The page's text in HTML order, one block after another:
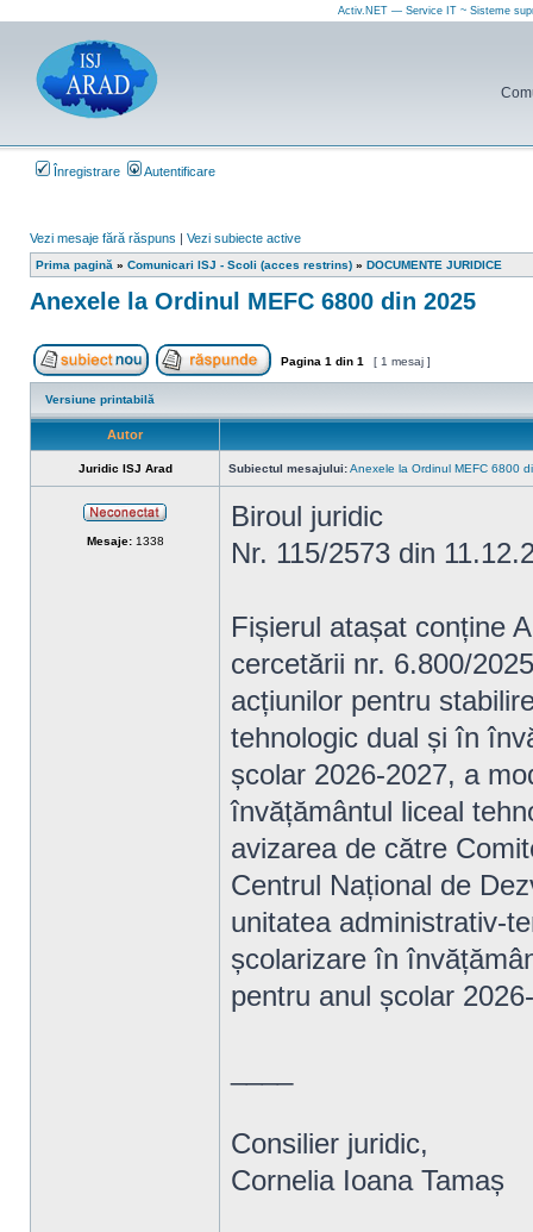
Activ.NET — Service IT ~ Sisteme
Înregistrare Autentificare
Vezi mesaje fără răspuns | Vezi subiecte active
Prima pagină » Comunicari ISJ - Scoli (acces restrins) » DOCUMENTE JURIDICE
Anexele la Ordinul MEFC 6800 din 2025
Scrie un subiect nou Răspunde la subiect
Pagina 1 din 1 [ 1 mesaj ]
Versiune printabilă
Autor
Juridic ISJ Arad Subiectul mesajului:Anexele la Ordinul MEFC 6800
Mesaje:1338
Biroul juridic
Nr. 115/2573 din
Fișierul atașat conține
cercetării nr. 6.800/
acțiunilor pentru
tehnologic dual și în
școlar 2026-2027, a
învățământul liceal
avizarea de către
Centrul Național de
unitatea administrativ-
școlarizare în
pentru anul școlar
Consilier juridic,
Cornelia Ioana Tamaș